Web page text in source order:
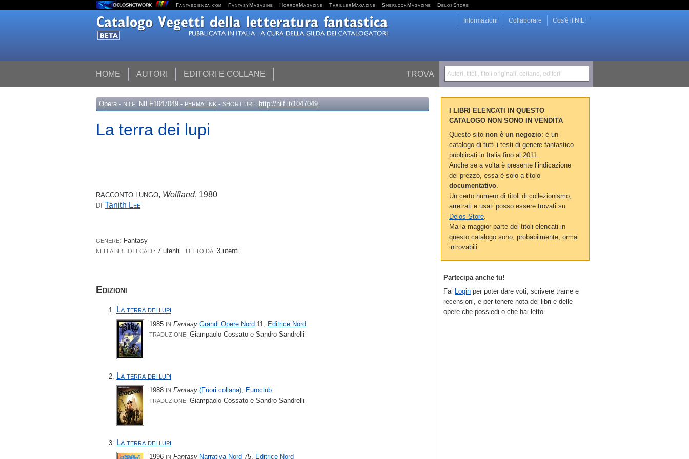
Fantascienza.com FantasyMagazine HorrorMagazine ThrillerMagazine SherlockMagazine DelosStore
TROVA Autori, titoli, titoli originali, collane, editori
HOME AUTORI EDITORI E COLLANE
Cos'è il NILF
Collaborare
Informazioni
Opera - NILF: NILF1047049 - PERMALINK - SHORT URL: http://nilf.it/1047049
La terra dei lupi
RACCONTO LUNGO, Wolfland, 1980
DI Tanith Lee
GENERE: Fantasy
NELLA BIBLIOTECA DI: 7 utenti LETTO DA: 3 utenti
Edizioni
La terra dei lupi
1985 IN Fantasy Grandi Opere Nord 11, Editrice Nord
TRADUZIONE: Giampaolo Cossato e Sandro Sandrelli
La terra dei lupi
1988 IN Fantasy (Fuori collana), Euroclub
TRADUZIONE: Giampaolo Cossato e Sandro Sandrelli
La terra dei lupi
1996 IN Fantasy Narrativa Nord 75, Editrice Nord
I LIBRI ELENCATI IN QUESTO
CATALOGO NON SONO IN VENDITA
Questo sito non è un negozio: è un
catalogo di tutti i testi di genere fantastico
pubblicati in Italia fino al 2011.
Anche se a volta è presente l’indicazione
del prezzo, essa è solo a titolo
documentativo
Un certo numero di titoli di collezionismo,
arretrati e usati posso essere trovati su
Delos Store
Ma la maggior parte dei titoli elencati in
questo catalogo sono, probabilmente, ormai
introvabili.
Partecipa anche tu!
Fai Login per poter dare voti, scrivere trame e
recensioni, e per tenere nota dei libri e delle
opere che possiedi o che hai letto.